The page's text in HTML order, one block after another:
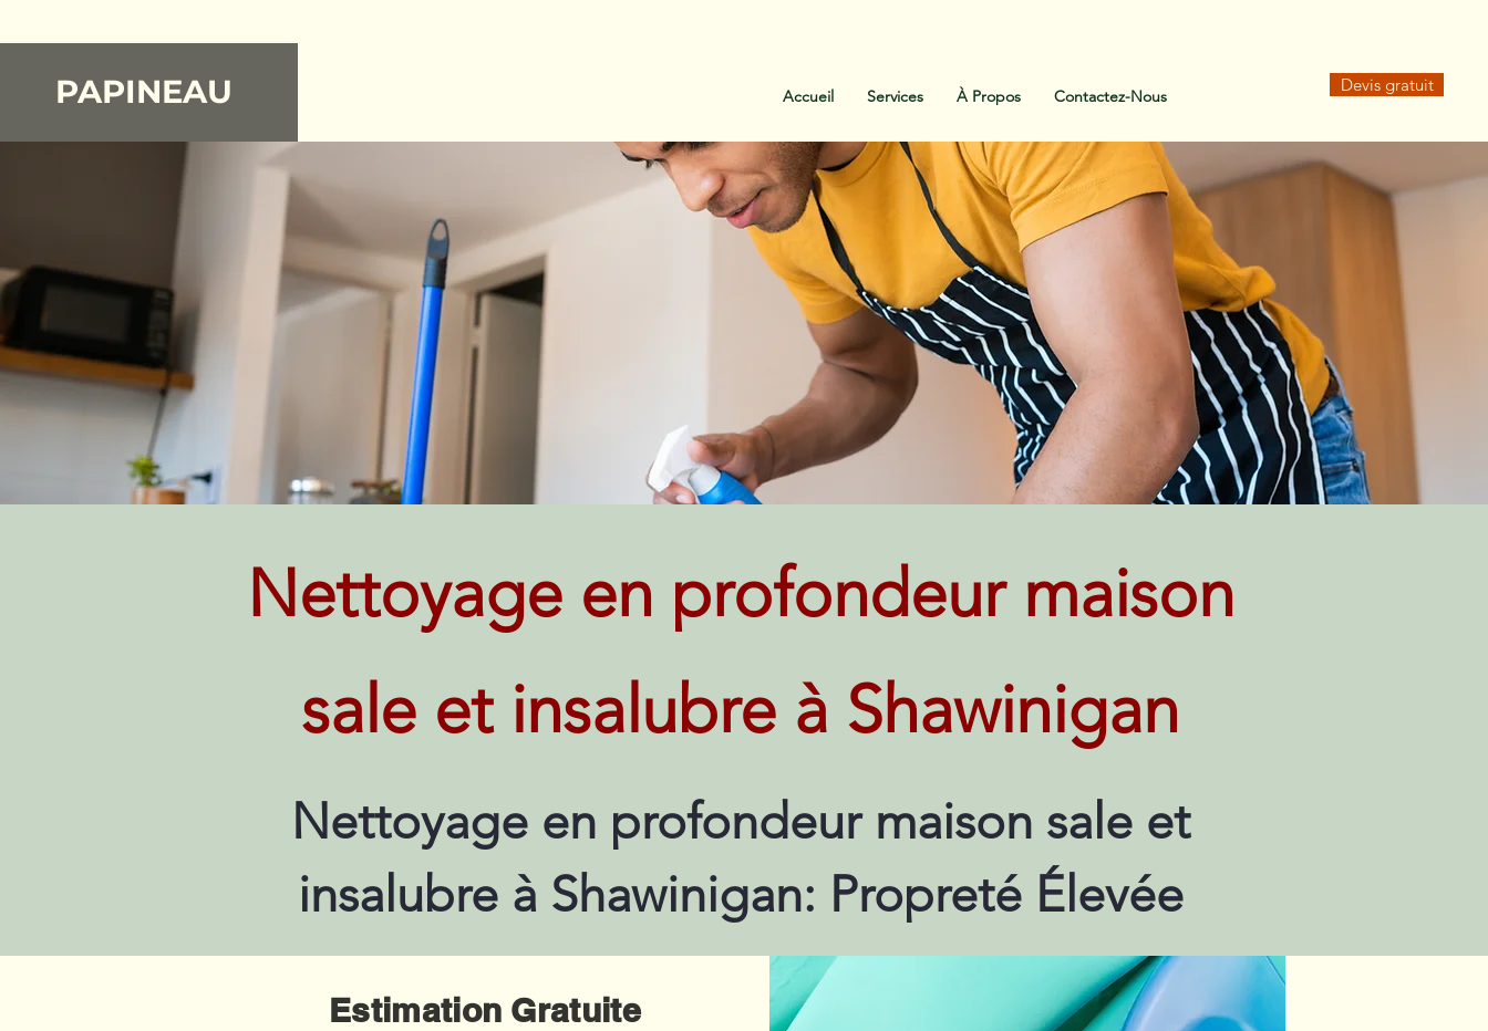
PAPINEAU Accueil Services À Propos Contactez-Nous
Devis gratuit
Nettoyage en profondeur maison
sale et insalubre à Shawinigan
Nettoyage en profondeur maison sale et
insalubre à Shawinigan: Propreté Élevée
Estimation Gratuite